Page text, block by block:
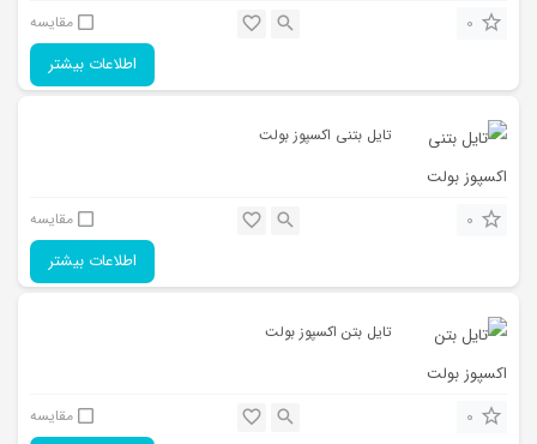
0
اطلاعات بیشتر
مقایسه
تایل بتنی اکسپوز بولت
0
اطلاعات بیشتر
مقایسه
تایل بتن اکسپوز بولت
0
مقایسه